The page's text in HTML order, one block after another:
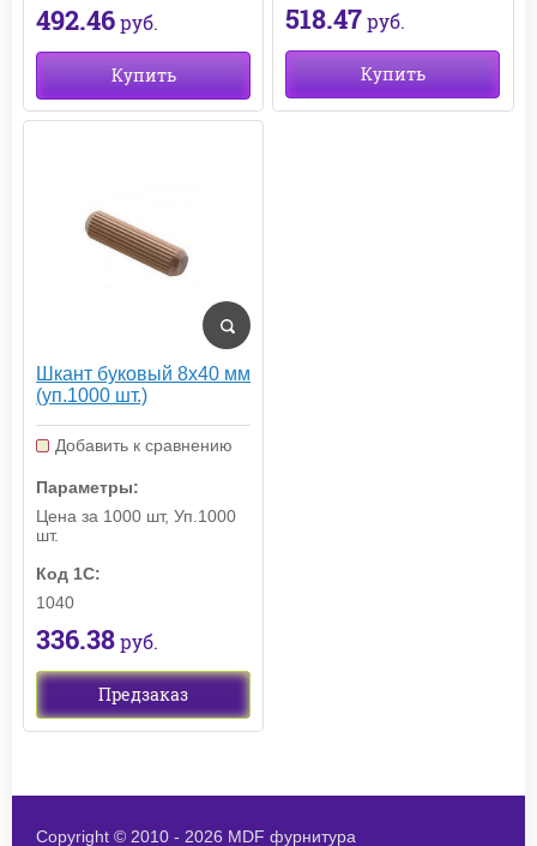
492.46руб.
Купить
518.47 руб.
Купить
Шкант буковый 8х40 мм
(уп.1000 шт.)
Добавить к сравнению
Параметры:
Цена за 1000 шт, Уп.1000
шт.
Код 1С:
1040
336.38руб.
Предзаказ
Copyright © 2010 - 2026 MDF фурнитура